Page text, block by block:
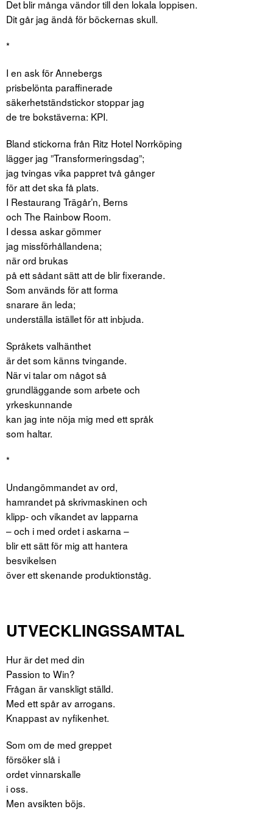
Det blir många vändor till den lokala loppisen.
Dit går jag ändå för böckernas skull.
*
I en ask för Annebergs
prisbelönta paraffinerade
säkerhetständstickor stoppar jag
de tre bokstäverna: KPI.
Bland stickorna från Ritz Hotel Norrköping
lägger jag ”Transformeringsdag”;
jag tvingas vika pappret två gånger
för att det ska få plats.
I Restaurang Trägår’n, Berns
och The Rainbow Room.
I dessa askar gömmer
jag missförhållandena;
när ord brukas
på ett sådant sätt att de blir fixerande.
Som används för att forma
snarare än leda;
underställa istället för att inbjuda.
Språkets valhänthet
är det som känns tvingande.
När vi talar om något så
grundläggande som arbete och
yrkeskunnande
kan jag inte nöja mig med ett språk
som haltar.
*
Undangömmandet av ord,
hamrandet på skrivmaskinen och
klipp- och vikandet av lapparna
– och i med ordet i askarna –
blir ett sätt för mig att hantera
besvikelsen
över ett skenande produktionståg.
UTVECKLINGSSAMTAL
Hur är det med din
Passion to Win?
Frågan är vanskligt ställd.
Med ett spår av arrogans.
Knappast av nyfikenhet.
Som om de med greppet
försöker slå i
ordet vinnarskalle
i oss.
Men avsikten böjs.